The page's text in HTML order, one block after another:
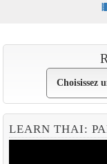
LEARN THAI: